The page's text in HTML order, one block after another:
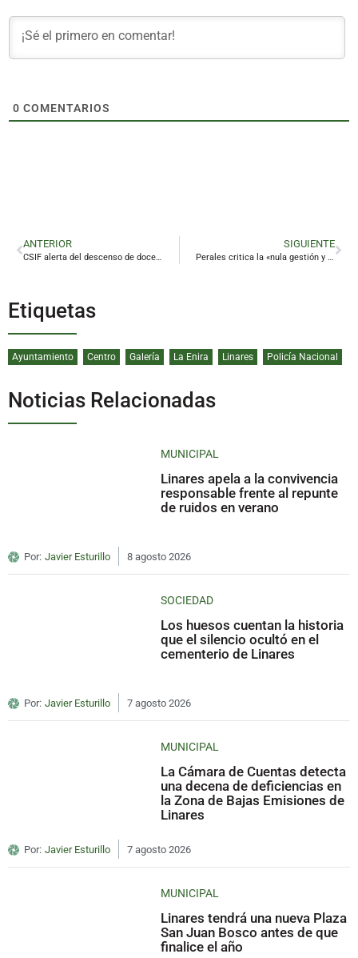
0 COMENTARIOS
ANTERIOR
CSIF alerta del descenso de docentes y el exceso de ratio en la provincia
SIGUIENTE
Perales critica la «nula gestión y transparencia» de Del Olmo en su primer año de mandato
Etiquetas
Ayuntamiento Centro Galería La Enira Linares Policía Nacional
Noticias Relacionadas
MUNICIPAL
Linares apela a la convivencia
responsable frente al repunte
de ruidos en verano
Por: Javier Esturillo 8 agosto 2026
SOCIEDAD
Los huesos cuentan la historia
que el silencio ocultó en el
cementerio de Linares
Por: Javier Esturillo 7 agosto 2026
MUNICIPAL
La Cámara de Cuentas detecta
una decena de deficiencias en
la Zona de Bajas Emisiones de
Linares
Por: Javier Esturillo 7 agosto 2026
MUNICIPAL
Linares tendrá una nueva Plaza
San Juan Bosco antes de que
finalice el año